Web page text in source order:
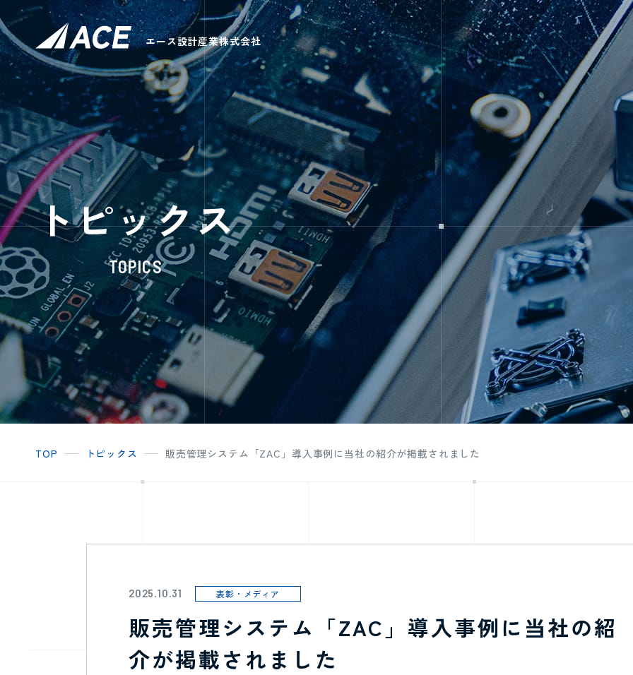
エース設計産業株式会社
トピックス
TOPICS
TOP トピックス 販売管理システム「ZAC」導入事例に当社の紹介が掲載されました
2025.10.31 表彰・メディア
販売管理システム「ZAC」導入事例に当社の紹
介が掲載されました